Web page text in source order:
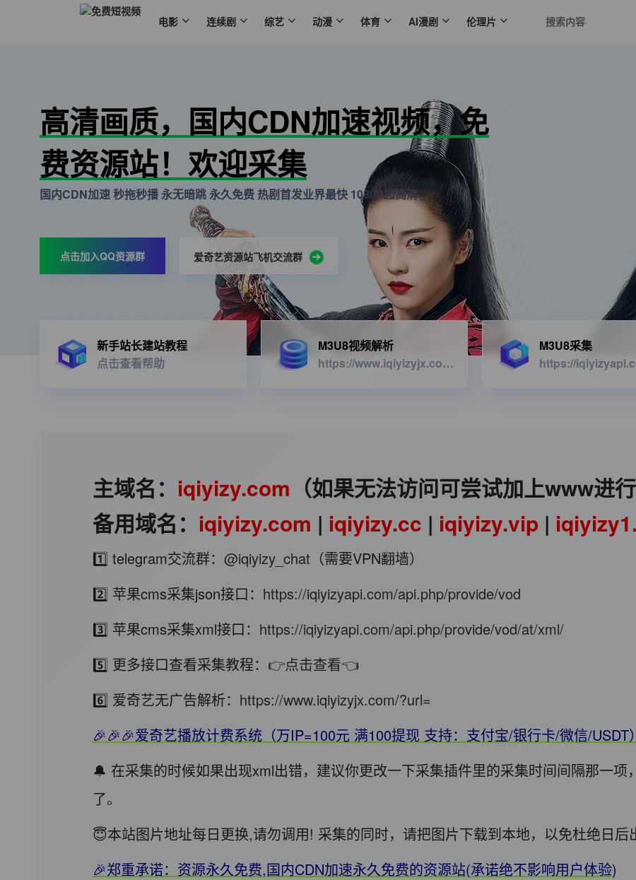
电影 连续剧 综艺 动漫 体育 AI漫剧 伦理片
高清画质，国内CDN加速视频，免
费资源站！欢迎采集
国内CDN加速 秒拖秒播 永无暗跳 永久免费 热剧首发业界最快 1080P超高清
点击加入QQ资源群 爱奇艺资源站飞机交流群
新手站长建站教程
点击查看帮助
M3U8视频解析
https://www.iqiyizyjx.com/?url=
M3U8采集
主域名： iqiyizy.com （如果无法访问可尝试加上www进行
备用域名： iqiyizy.com | iqiyizy.cc | iqiyizy.vip |
1️⃣ telegram交流群： @iqiyizy_chat （需要VPN翻墙）
2️⃣ 苹果cms采集json接口： https://iqiyizyapi.com/api.php/provide/vod
3️⃣ 苹果cms采集xml接口： https://iqiyizyapi.com/api.php/provide/vod/at/xml/
5️⃣ 更多接口查看采集教程： 👉点击查看👈
6️⃣ 爱奇艺无广告解析： https://www.iqiyizyjx.com/?url=
🎉🎉🎉爱奇艺播放计费系统（万IP=100元 满100提现 支持：支付宝/银行卡/微信/USDT
🔔 在采集的时候如果出现xml出错，建议你更改一下采集插件里的采集时间间隔那一
了。
😇本站图片地址每日更换,请勿调用! 采集的同时，请把图片下载到本地，以免杜绝日后
🎉郑重承诺：资源永久免费,国内CDN加速永久免费的资源站(承诺绝不影响用户体验)